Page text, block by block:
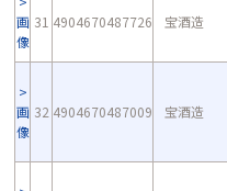
画
像
31 4904670487726 宝酒造
画
像
32 4904670487009 宝酒造